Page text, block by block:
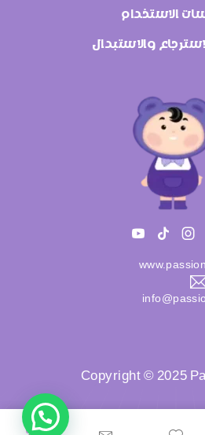
الاستخدام
والاستبدال
Copyright © 2025